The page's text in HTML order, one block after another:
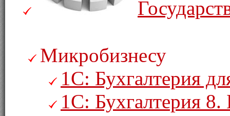
Микробизнесу
1С: Бухгалтерия
1С: Бухгалтерия 8.